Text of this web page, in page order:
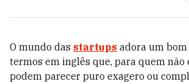
O mundo das startups adora um
termos em inglês que, para quem não
podem parecer puro exagero ou